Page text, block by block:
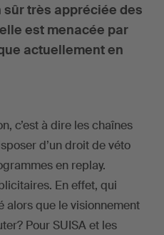
très appréciée des
est menacée par
actuellement en
c’est à dire les chaînes
d’un droit de véto
en replay.
En effet, qui
alors que le visionnement
Pour SUISA et les